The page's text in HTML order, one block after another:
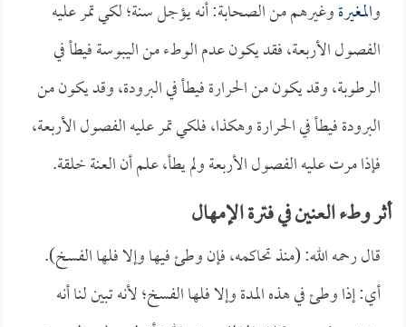
والمغيرةوغيرهم من الصحابة: أنه يؤجل سنة؛ لكي تمر عليه
الفصول الأربعة، فقد يكون عدم الوطء من اليبوسة فيطأ في
الرطوبة، وقد يكون من الحرارة فيطأ في البرودة، وقد يكون من
البرودة فيطأ في الحرارة وهكذا، فلكي تمر عليه الفصول الأربعة،
فإذا مرت عليه الفصول الأربعة ولم يطأ، علم أن العنة خلقة.
أثر وطء العنين في فترة الإمهال
قال رحمه الله: (منذ تحاكمه، فإن وطئ فيها وإلا فلها الفسخ).
أي: إذا وطئ في هذه المدة وإلا فلها الفسخ؛ لأنه تبين لنا أنه